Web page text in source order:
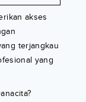
akses
terjangkau
yang